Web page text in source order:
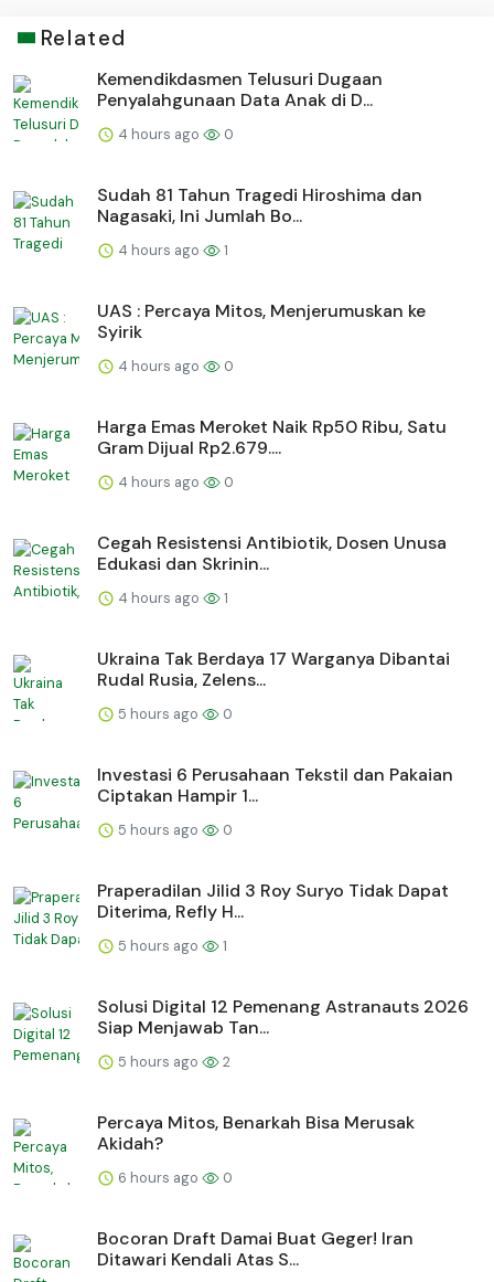
Related
Kemendikdasmen Telusuri Dugaan
Penyalahgunaan Data Anak di D...
4 hours ago 0
Sudah 81 Tahun Tragedi Hiroshima dan
Nagasaki, Ini Jumlah Bo...
4 hours ago 1
UAS : Percaya Mitos, Menjerumuskan ke
Syirik
4 hours ago 0
Harga Emas Meroket Naik Rp50 Ribu, Satu
Gram Dijual Rp2.679....
4 hours ago 0
Cegah Resistensi Antibiotik, Dosen Unusa
Edukasi dan Skrinin...
4 hours ago 1
Ukraina Tak Berdaya 17 Warganya Dibantai
Rudal Rusia, Zelens...
5 hours ago 0
Investasi 6 Perusahaan Tekstil dan Pakaian
Ciptakan Hampir 1...
5 hours ago 0
Praperadilan Jilid 3 Roy Suryo Tidak Dapat
Diterima, Refly H...
5 hours ago 1
Solusi Digital 12 Pemenang Astranauts 2026
Siap Menjawab Tan...
5 hours ago 2
Percaya Mitos, Benarkah Bisa Merusak
Akidah?
6 hours ago 0
Bocoran Draft Damai Buat Geger! Iran
Ditawari Kendali Atas S...